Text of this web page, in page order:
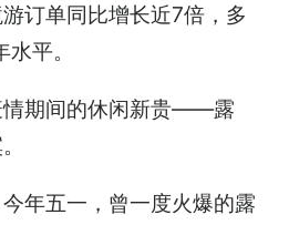
订单同比增长近7倍，多
平。
情期间的休闲新贵——露
年五一，曾一度火爆的露